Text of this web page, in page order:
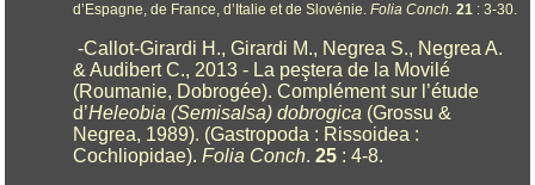
d’Espagne, de France, d’Italie et de Slovénie.Folia Conch.21 : 3-30.
-Callot-Girardi H., Girardi M., Negrea S., Negrea A.
& Audibert C., 2013 - La peştera de la Movilé
(Roumanie, Dobrogée). Complément sur l’étude
d’Heleobia (Semisalsa) dobrogica (Grossu &
Negrea, 1989). (Gastropoda : Rissoidea :
Cochliopidae).Folia Conch.25 : 4-8.